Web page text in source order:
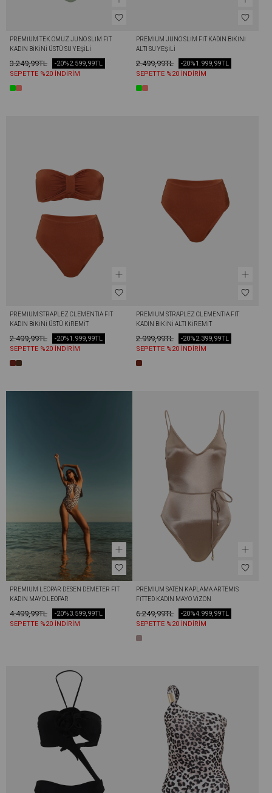
PREMIUM TEK OMUZ JUNO SLIM FIT
KADIN BIKINI ÜSTÜ SU YEŞILI
3.249,99TL 2.599,99TL
-20%
SEPETTE %20 İNDİRİM
PREMIUM JUNO SLIM FIT KADIN BIKINI
ALTI SU YEŞILI
2.499,99TL 1.999,99TL
-20%
SEPETTE %20 İNDİRİM
PREMIUM STRAPLEZ CLEMENTIA FIT
KADIN BIKINI ÜSTÜ KIREMIT
2.499,99TL 1.999,99TL
-20%
SEPETTE %20 İNDİRİM
PREMIUM STRAPLEZ CLEMENTIA FIT
KADIN BIKINI ALTI KIREMIT
2.999,99TL 2.399,99TL
-20%
SEPETTE %20 İNDİRİM
PREMIUM LEOPAR DESEN DEMETER FIT
KADIN MAYO LEOPAR
4.499,99TL 3.599,99TL
-20%
SEPETTE %20 İNDİRİM
PREMIUM SATEN KAPLAMA ARTEMIS
FITTED KADIN MAYO VIZON
6.249,99TL 4.999,99TL
-20%
SEPETTE %20 İNDİRİM